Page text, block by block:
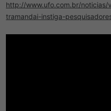
http://www.ufo.com.br/
tramandai-instiga-